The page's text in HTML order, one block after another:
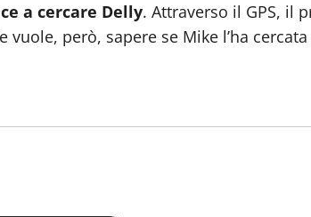
a cercare Delly. Attraverso il GPS, il
però, sapere se Mike l’ha